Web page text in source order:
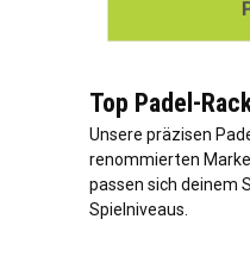
Top Padel-
Unsere präzisen
renommierten
passen sich deinem
Spielniveaus.